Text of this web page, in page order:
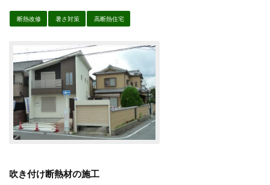
断熱改修 暑さ対策 高断熱住宅
吹き付け断熱材の施工